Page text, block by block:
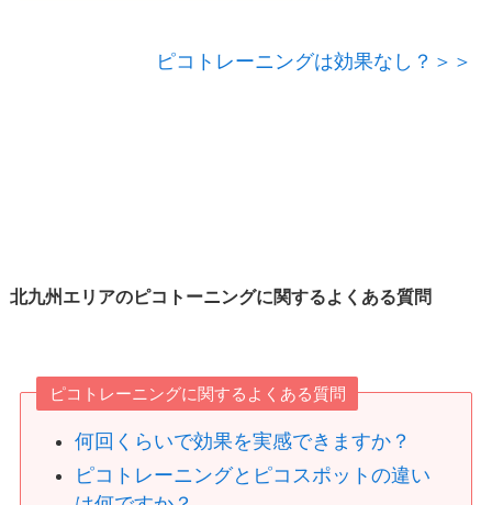
ピコトレーニングは効果なし？＞＞
北九州エリアのピコトーニングに関するよくある質問
ピコトレーニングに関するよくある質問
何回くらいで効果を実感できますか？
ピコトレーニングとピコスポットの違い